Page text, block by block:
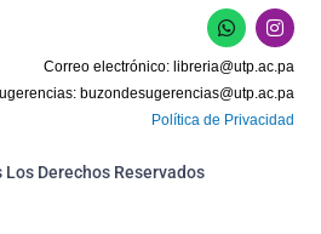
W
h
a
t
s
a
p
I
n
s
t
a
g
r
Correo electrónico: libreria@utp.ac.pa
buzondesugerencias@utp.ac.pa
Política de Privacidad
Derechos Reservados